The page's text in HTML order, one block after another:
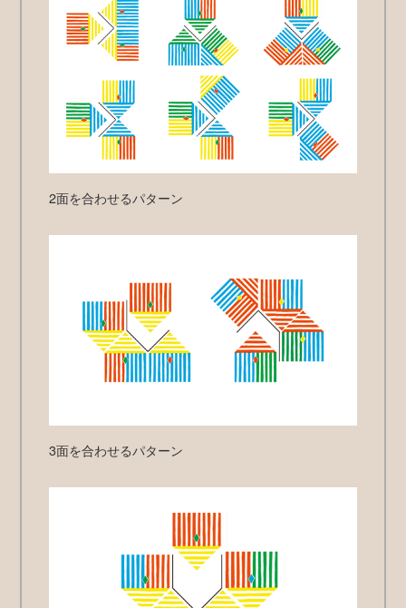
2面を合わせるパターン
3面を合わせるパターン